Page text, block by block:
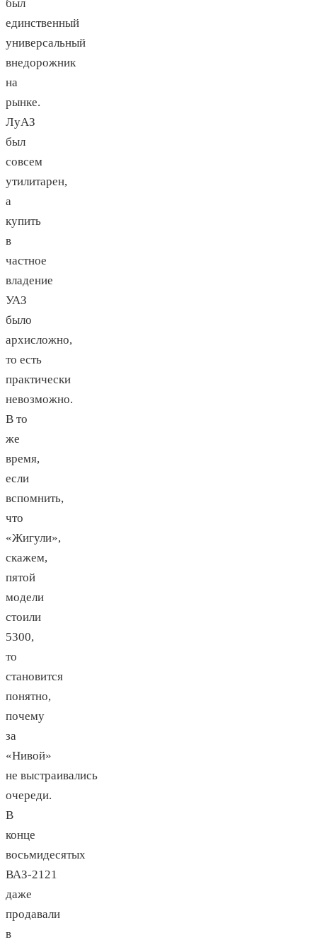
был
единственный
универсальный
внедорожник
на
рынке.
ЛуАЗ
был
совсем
утилитарен,
а
купить
в
частное
владение
УАЗ
было
архисложно,
то есть
практически
невозможно.
В то
же
время,
если
вспомнить,
что
«Жигули»,
скажем,
пятой
модели
стоили
5300,
то
становится
понятно,
почему
за
«Нивой»
не выстраивались
очереди.
В
конце
восьмидесятых
ВАЗ-2121
даже
продавали
в